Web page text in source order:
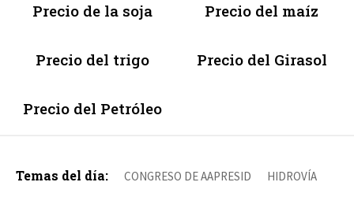
Precio de la soja Precio del maíz
Precio del trigo Precio del Girasol
Precio del Petróleo
Temas del día: CONGRESO DE AAPRESID HIDROVÍA